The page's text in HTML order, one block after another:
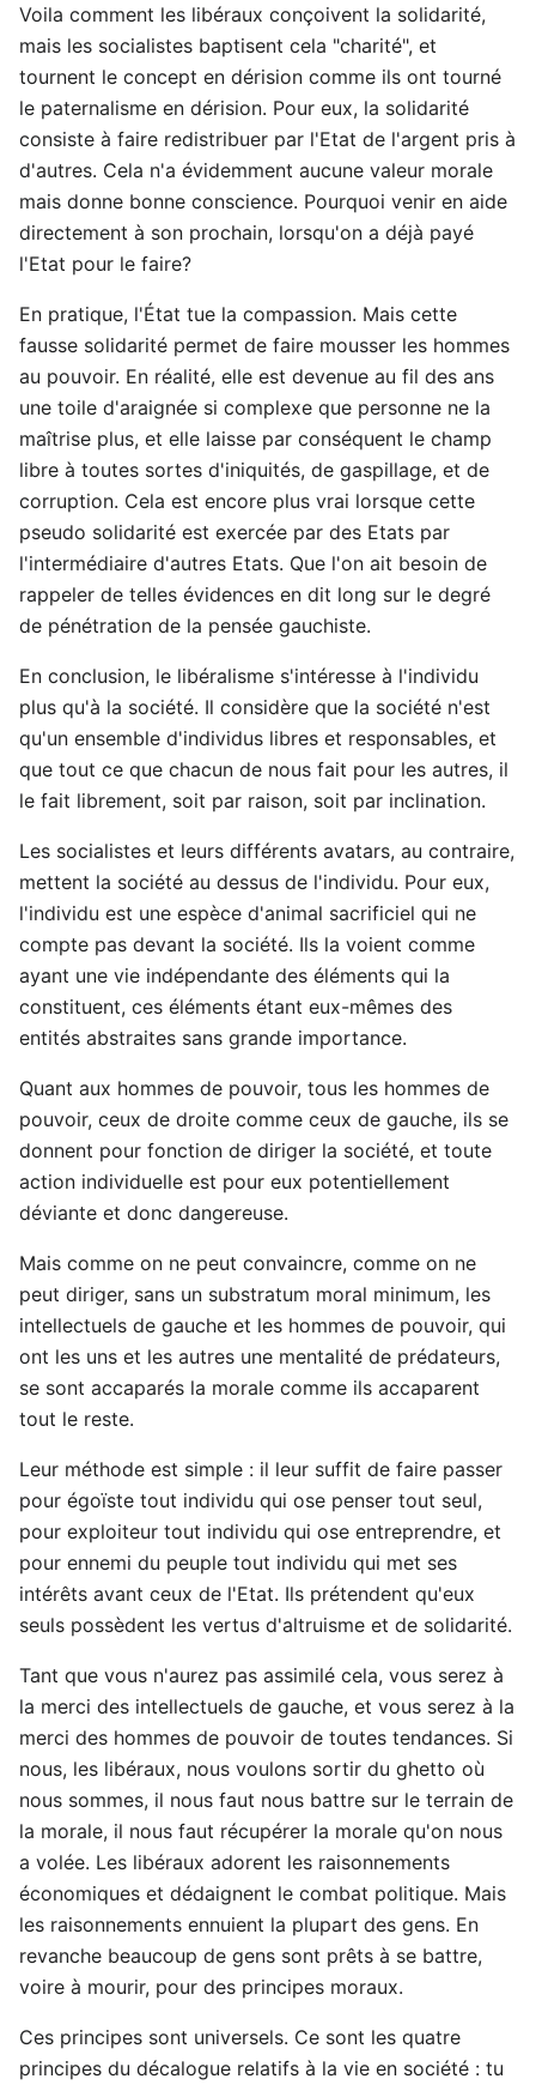
Voila comment les libéraux conçoivent la solidarité,
mais les socialistes baptisent cela "charité", et
tournent le concept en dérision comme ils ont tourné
le paternalisme en dérision. Pour eux, la solidarité
consiste à faire redistribuer par l'Etat de l'argent pris à
d'autres. Cela n'a évidemment aucune valeur morale
mais donne bonne conscience. Pourquoi venir en aide
directement à son prochain, lorsqu'on a déjà payé
l'Etat pour le faire?
En pratique, l'État tue la compassion. Mais cette
fausse solidarité permet de faire mousser les hommes
au pouvoir. En réalité, elle est devenue au fil des ans
une toile d'araignée si complexe que personne ne la
maîtrise plus, et elle laisse par conséquent le champ
libre à toutes sortes d'iniquités, de gaspillage, et de
corruption. Cela est encore plus vrai lorsque cette
pseudo solidarité est exercée par des Etats par
l'intermédiaire d'autres Etats. Que l'on ait besoin de
rappeler de telles évidences en dit long sur le degré
de pénétration de la pensée gauchiste.
En conclusion, le libéralisme s'intéresse à l'individu
plus qu'à la société. Il considère que la société n'est
qu'un ensemble d'individus libres et responsables, et
que tout ce que chacun de nous fait pour les autres, il
le fait librement, soit par raison, soit par inclination.
Les socialistes et leurs différents avatars, au contraire,
mettent la société au dessus de l'individu. Pour eux,
l'individu est une espèce d'animal sacrificiel qui ne
compte pas devant la société. Ils la voient comme
ayant une vie indépendante des éléments qui la
constituent, ces éléments étant eux-mêmes des
entités abstraites sans grande importance.
Quant aux hommes de pouvoir, tous les hommes de
pouvoir, ceux de droite comme ceux de gauche, ils se
donnent pour fonction de diriger la société, et toute
action individuelle est pour eux potentiellement
déviante et donc dangereuse.
Mais comme on ne peut convaincre, comme on ne
peut diriger, sans un substratum moral minimum, les
intellectuels de gauche et les hommes de pouvoir, qui
ont les uns et les autres une mentalité de prédateurs,
se sont accaparés la morale comme ils accaparent
tout le reste.
Leur méthode est simple : il leur suffit de faire passer
pour égoïste tout individu qui ose penser tout seul,
pour exploiteur tout individu qui ose entreprendre, et
pour ennemi du peuple tout individu qui met ses
intérêts avant ceux de l'Etat. Ils prétendent qu'eux
seuls possèdent les vertus d'altruisme et de solidarité.
Tant que vous n'aurez pas assimilé cela, vous serez à
la merci des intellectuels de gauche, et vous serez à la
merci des hommes de pouvoir de toutes tendances. Si
nous, les libéraux, nous voulons sortir du ghetto où
nous sommes, il nous faut nous battre sur le terrain de
la morale, il nous faut récupérer la morale qu'on nous
a volée. Les libéraux adorent les raisonnements
économiques et dédaignent le combat politique. Mais
les raisonnements ennuient la plupart des gens. En
revanche beaucoup de gens sont prêts à se battre,
voire à mourir, pour des principes moraux.
Ces principes sont universels. Ce sont les quatre
principes du décalogue relatifs à la vie en société : tu